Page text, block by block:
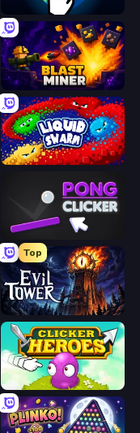
Planet Clicker 2
Blast Miner
Liquid Swarm
Pong Clicker
Top
Evil Tower
Clicker Heroes